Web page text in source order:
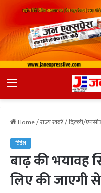
Home/राज्य खबरें/दिल्ली/
विदेश
बाढ़ की भयावह
लिए की जाएगी